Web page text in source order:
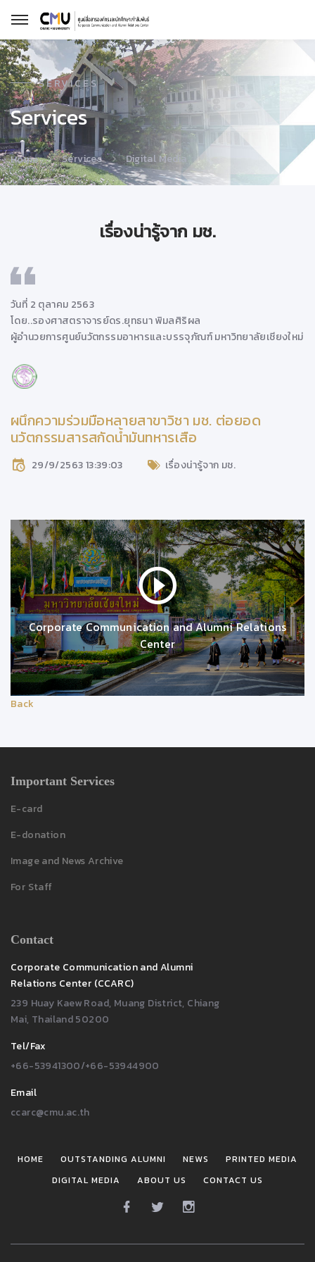
SERVICES
Services
Home Services Digital Media
เรื่องน่ารู้จาก มช.
วันที่ 2 ตุลาคม 2563
โดย..รองศาสตราจารย์ดร.ยุทธนา พิมลศิริผล
ผู้อำนวยการศูนย์นวัตกรรมอาหารและบรรจุภัณฑ์ มหาวิทยาลัยเชียงใหม่
ผนึกความร่วมมือหลายสาขาวิชา มช. ต่อยอด
นวัตกรรมสารสกัดน้ำมันทหารเสือ
29/9/2563 13:39:03 เรื่องน่ารู้จาก มช.
Corporate Communication and Alumni Relations
Center
Back
Important Services
E-card
E-donation
Image and News Archive
For Staff
Contact
Corporate Communication and Alumni
Relations Center (CCARC)
239 Huay Kaew Road, Muang District, Chiang
Mai, Thailand 50200
Tel/Fax
+66-53941300/+66-53944900
Email
ccarc@cmu.ac.th
HOME OUTSTANDING ALUMNI NEWS
PRINTED MEDIA
DIGITAL MEDIA
ABOUT US CONTACT US